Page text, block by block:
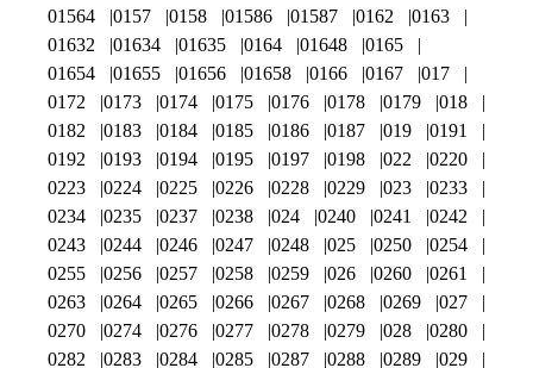
01564
0157 0158 01586 01587 0162
0163
01632
01634 01635 0164 01648
0165
01654
01655 01656 01658 0166 0167
017
0172
0173 0174 0175 0176 0178 0179
018
0182
0183 0184 0185 0186 0187 019
0191
0192
0193 0194 0195 0197 0198 022
0220
0223
0224 0225 0226 0228 0229 023
0233
0234
0235 0237 0238 024 0240 0241
0242
0243
0244 0246 0247 0248 025 0250
0254
0255
0256 0257 0258 0259 026 0260
0261
0263
0264 0265 0266 0267 0268 0269
027
0270
0274 0276 0277 0278 0279 028
0280
0282
0283 0284 0285 0287 0288 0289
029